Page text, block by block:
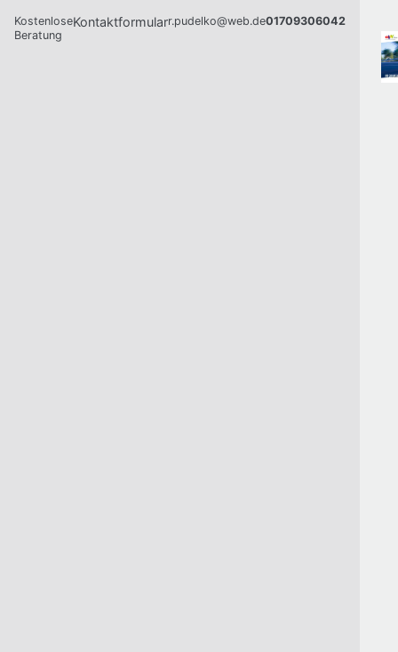
Kostenlose
Beratung
Kontaktformularr.pudelko@web.de01709306042